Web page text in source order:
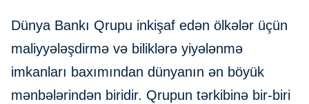
Dünya Bankı Qrupu inkişaf edən ölkələr üçün
maliyyələşdirmə və biliklərə yiyələnmə
imkanları baxımından dünyanın ən böyük
mənbələrindən biridir. Qrupun tərkibinə bir-biri